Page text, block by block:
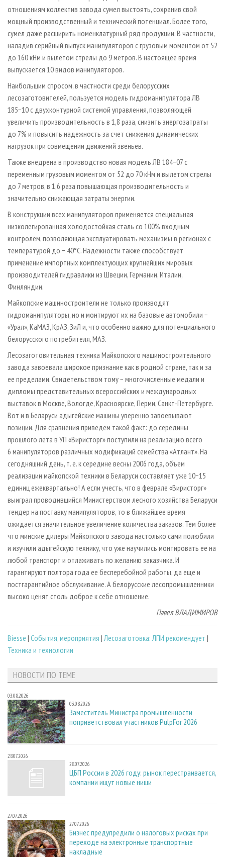
отношениям коллектив завода сумел выстоять, сохранив свой
мощный производственный и технический потенциал. Более того,
сумел даже расширить номенклатурный ряд продукции. В частности,
наладив серийный выпуск манипуляторов с грузовым моментом от 52
до 160 кНм и вылетом стрелы до 9 метров. В настоящее время
выпускается 10 видов манипуляторов.
Наибольшим спросом, в частности среди белорусских
лесозаготовителей, пользуется модель гидроманипулятора ЛВ
185−10 с двухконтурной системой управления, позволяющей
увеличить производительность в 1,8 раза, снизить энергозатраты
до 7% и повысить надежность за счет снижения динамических
нагрузок при совмещении движений звеньев.
Также внедрена в производство новая модель ЛВ 184−07 с
переменным грузовым моментом от 52 до 70 кНм и вылетом стрелы
до 7 метров, в 1,6 раза повышающая производительность и
значительно снижающая затраты энергии.
В конструкции всех манипуляторов применяется специальная
низколегированная холодостойкая сталь со 100% входным
контролем, позволяющая эксплуатировать механизмы в регионах с
температурой до − 40°С. Надежности также способствует
применение импортных комплектующих крупнейших мировых
производителей гидравлики из Швеции, Германии, Италии,
Финляндии.
Майкопские машиностроители не только производят
гидроманипуляторы, но и монтируют их на базовые автомобили −
«Урал», КаМАЗ, КрАЗ, ЗиЛ и, что особенно важно для потенциального
белорусского потребителя, МАЗ.
Лесозаготовительная техника Майкопского машиностроительного
завода завоевала широкое признание как в родной стране, так и за
ее пределами. Свидетельством тому − многочисленные медали и
дипломы представительных всероссийских и международных
выставок в Москве, Вологде, Красноярске, Перми, Санкт-Петербурге.
Вот и в Беларуси адыгейские машины уверенно завоевывают
позиции. Для сравнения приведем такой факт: до середины
прошлого лета в УП «Виристорг» поступили на реализацию всего
6 манипуляторов различных модификаций семейства «Атлант». На
сегодняшний день, т. е. к середине весны 2006 года, объем
реализации майкопской техники в Беларуси сос­тавляет уже 10−15
единиц ежеквартально! А если учесть, что в феврале «Виристорг»
выиграл проводившийся Министерством лесного хозяйства Беларуси
тендер на поставку манипуляторов, то в ближайшее время
ожидается значительное увеличение количества заказов. Тем более
что минские дилеры Майкопского завода настолько сами полюбили
и изучили адыгейскую технику, что уже научились монтировать ее на
любой транспорт и отлаживать по желанию заказчика. И
гарантируют полтора года ее бесперебойной работы, да еще и
постгарантийное обслуживание. А белорусские лесопромышленники
высоко ценят столь доброе к себе отношение.
Павел ВЛАДИМИРОВ
Biesse | События, мероприятия | Лесозаготовка: ЛПИ рекомендует |
Техника и технологии
НОВОСТИ ПО ТЕМЕ
03.08.2026
03.08.2026
Заместитель Министра промышленности
поприветствовал участников PulpFor 2026
28.07.2026
28.07.2026
ЦБП России в 2026 году: рынок перестраивается,
компании ищут новые ниши
27.07.2026
27.07.2026
Бизнес предупредили о налоговых рисках при
переходе на электронные транспортные
накладные